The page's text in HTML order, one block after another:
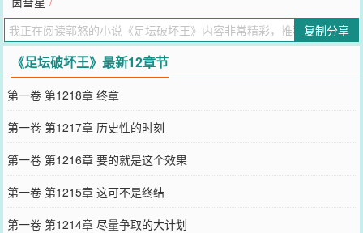
注：本书中的足坛，是一个架空的欧洲足坛！如有雷同，纯属巧合！
您要是觉得《足坛破坏王》还不错的话请不要忘记向您QQ群和微博微
信里的朋友推荐哦！
复制分享
《足坛破坏王》最新12章节
第一卷 第1218章 终章
第一卷 第1217章 历史性的时刻
第一卷 第1216章 要的就是这个效果
第一卷 第1215章 这可不是终结
第一卷 第1214章 尽量争取的大计划